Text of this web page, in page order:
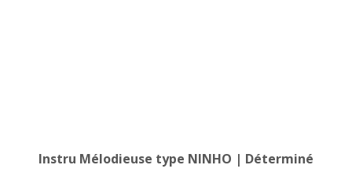
Instru Mélodieuse type NINHO | Déterminé